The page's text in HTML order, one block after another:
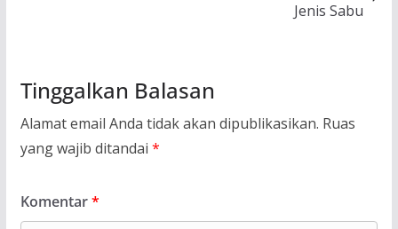
Jenis Sabu
Tinggalkan Balasan
Alamat email Anda tidak akan dipublikasikan. Ruas
yang wajib ditandai *
Komentar*